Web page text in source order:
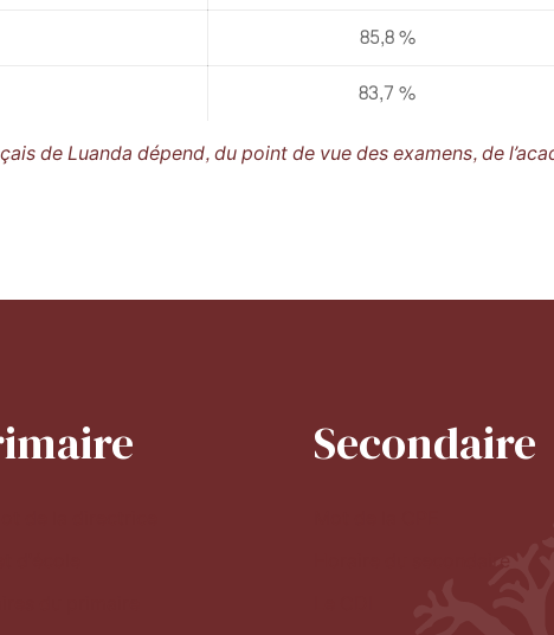
85,8 %
83,7 %
de Luanda dépend, du point de vue des examens, de
Secondaire